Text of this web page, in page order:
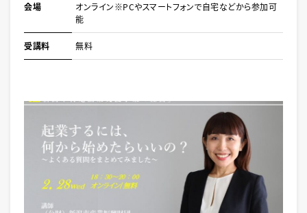
会場
オンライン※PCやスマートフォンで自宅などから参加可
能
受講料 無料